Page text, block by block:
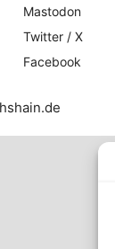
Mastodon
Twitter / X
Facebook